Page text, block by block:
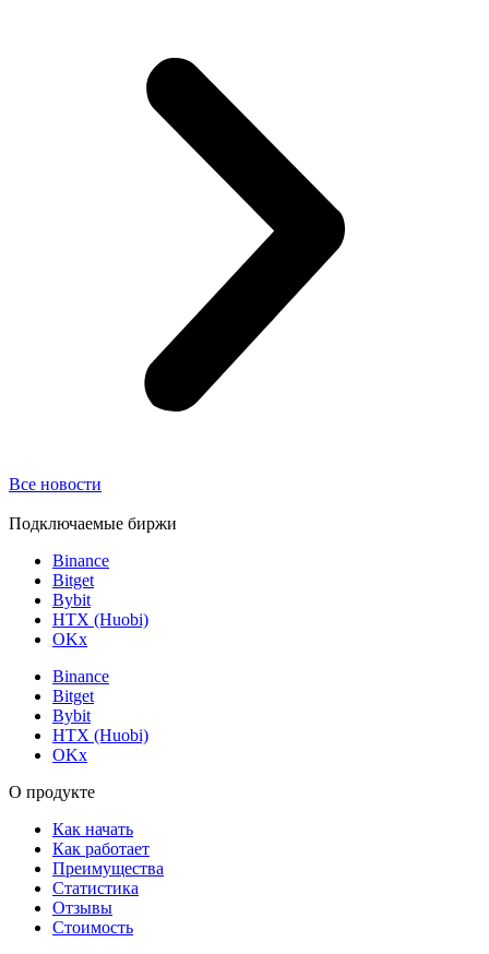
Все новости
Подключаемые биржи
Binance
Bitget
Bybit
HTX (Huobi)
OKx
Binance
Bitget
Bybit
HTX (Huobi)
OKx
О продукте
Как начать
Как работает
Преимущества
Статистика
Отзывы
Стоимость